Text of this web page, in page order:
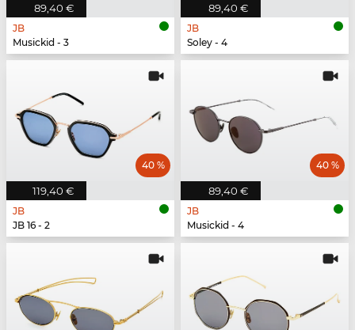
89,40 €
JB
Musickid - 3
89,40 €
JB
Soley - 4
119,40 €
40 %
JB
JB 16 - 2
89,40 €
40 %
JB
Musickid - 4